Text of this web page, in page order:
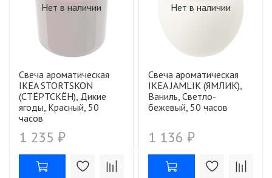
Нет в наличии
Свеча ароматическая
IKEA STORTSKON
(СТЁРТСКЁН), Дикие
ягоды, Красный, 50
часов
1 235 ₽
Нет в наличии
Свеча ароматическая
IKEA JAMLIK (ЯМЛИК),
Ваниль, Светло-
бежевый, 50 часов
1 136 ₽